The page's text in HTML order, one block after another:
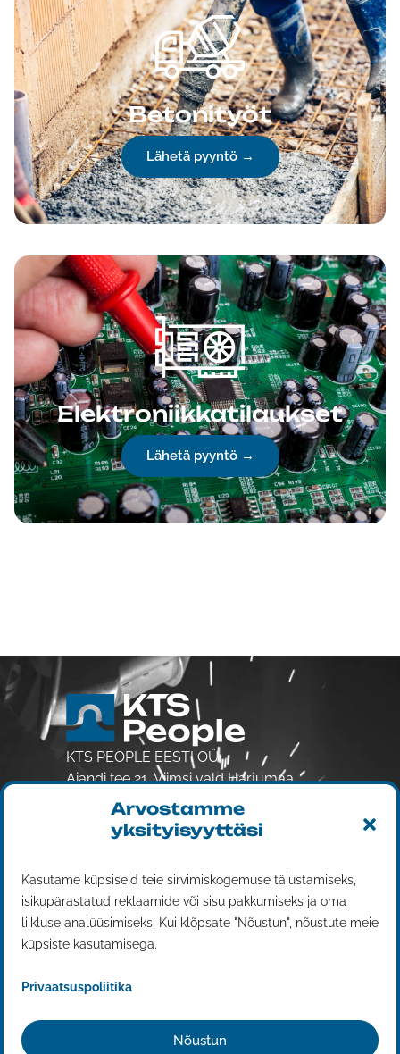
Arvostamme
yksityisyyttäsi
Kasutame küpsiseid teie sirvimiskogemuse täiustamiseks,
isikupärastatud reklaamide või sisu pakkumiseks ja oma
liikluse analüüsimiseks. Kui klõpsate "Nõustun", nõustute meie
küpsiste kasutamisega.
Privaatsuspoliitika
Nõustun
Betonityöt
Lähetä pyyntö →
Elektroniikkatilaukset
Lähetä pyyntö →
KTS PEOPLE EESTI OÜ
Aiandi tee 21, Viimsi vald Harjumaa
Reg. 14833376
ALV-Numero EE102401808
Työvoimanvuokraus
Palvelut
Yhteystiedot
Tietosuojakäytäntö
Impressum